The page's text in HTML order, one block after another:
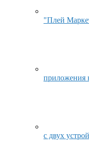
"Плей
приложения
с двух